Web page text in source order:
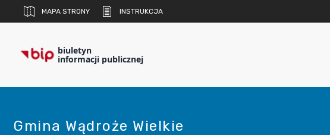
MAPA STRONY INSTRUKCJA
biuletyn
informacji publicznej
Gmina Wądroże Wielkie